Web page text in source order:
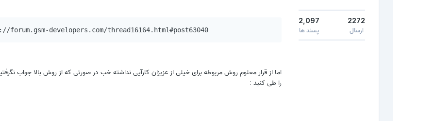
2272
ارسال
2,097
پسند ها forum.gsm-developers.com/thread16164.html#post63040
اما از قرار معلوم روش مربوطه برای خیلی از عزیزان کارآیی نداشته خب در صورتی که از روش بالا جواب
را طی کنید :